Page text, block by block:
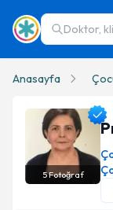
Doktor,
Anasayfa
Prof. Dr. Nuran
5Fotoğraf